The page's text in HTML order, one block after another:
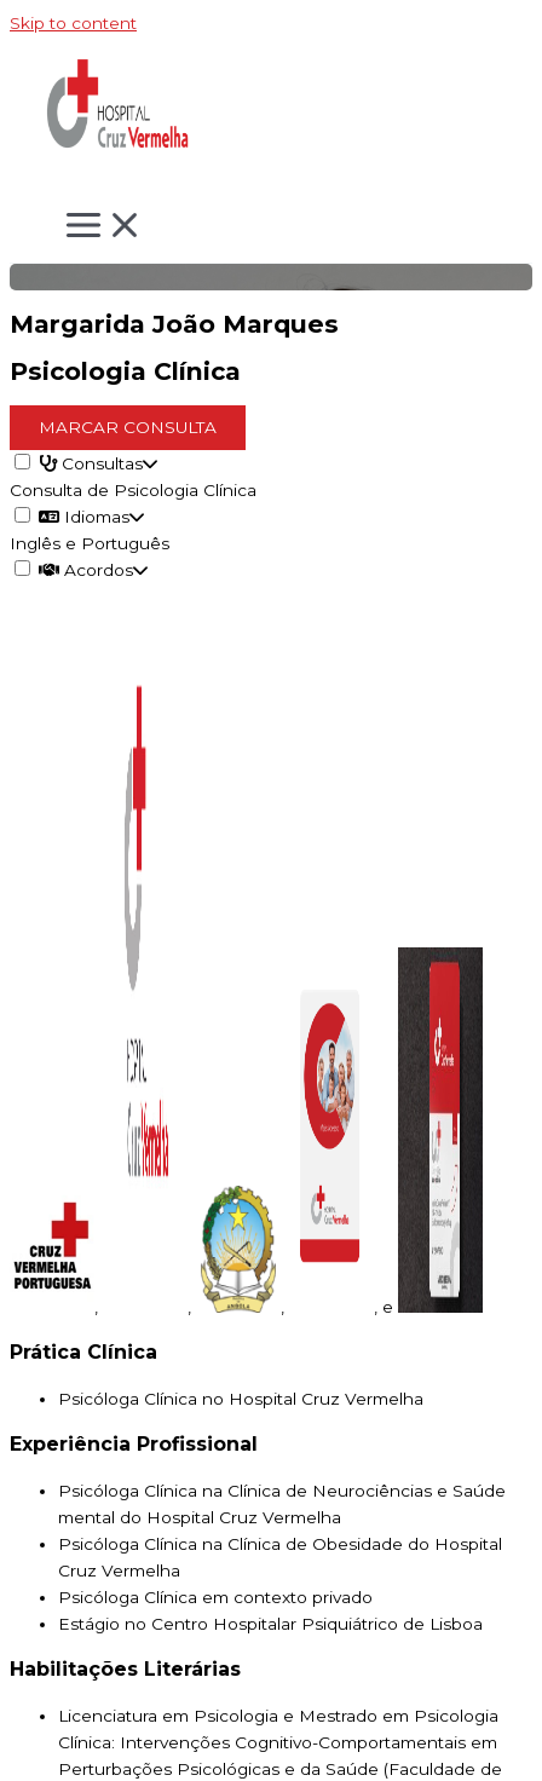
Skip to content
Margarida João Marques
Psicologia Clínica
MARCAR CONSULTA
Consultas
Consulta de Psicologia Clínica
Idiomas
Inglês e Português
Acordos
, e
Prática Clínica
Psicóloga Clínica no Hospital Cruz Vermelha
Experiência Profissional
Psicóloga Clínica na Clínica de Neurociências e Saúde
mental do Hospital Cruz Vermelha
Psicóloga Clínica na Clínica de Obesidade do Hospital
Cruz Vermelha
Psicóloga Clínica em contexto privado
Estágio no Centro Hospitalar Psiquiátrico de Lisboa
Habilitações Literárias
Licenciatura em Psicologia e Mestrado em Psicologia
Clínica: Intervenções Cognitivo-Comportamentais em
Perturbações Psicológicas e da Saúde (Faculdade de